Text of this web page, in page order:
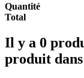
Quantité
Total
Il y a 0
produit